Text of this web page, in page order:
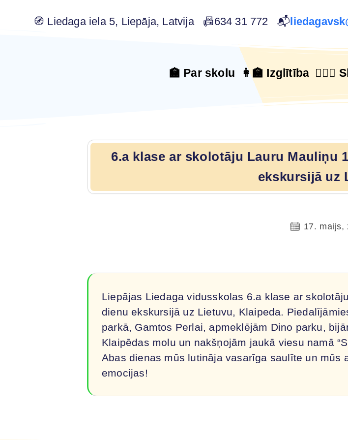
🧭 Liedaga iela 5, Liepāja, Latvija 📠634 31 772 📬
🏫 Par skolu 👩‍🏫 Izglītība 🙋🏻‍♂️
6.a klase ar skolotāju Lauru Mauliņu
ekskursijā uz
17. maijs,
Liepājas Liedaga vidusskolas 6.a klase ar
dienu ekskursijā uz Lietuvu, Klaipeda.
parkā, Gamtos Perlai, apmeklējām Dino parku,
Klaipēdas molu un nakšņojām jaukā viesu namā
Abas dienas mūs lutināja vasarīga saulīte un mūs
emocijas!